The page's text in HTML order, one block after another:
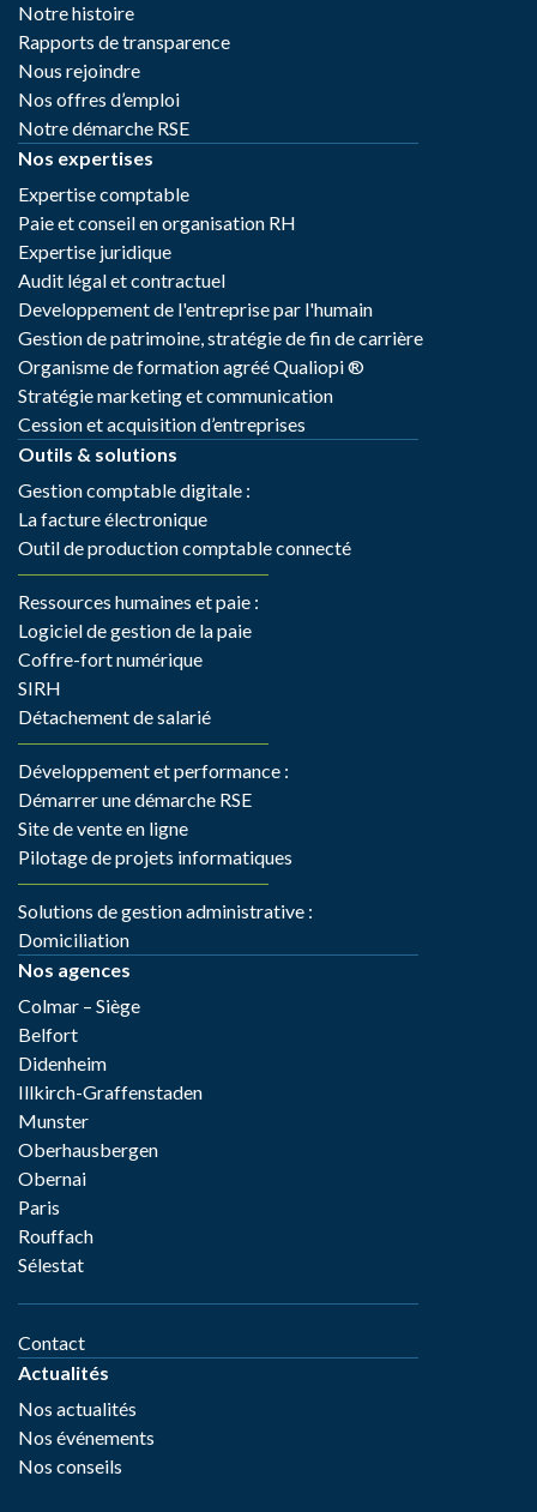
Notre histoire
Rapports de transparence
Nous rejoindre
Nos offres d’emploi
Notre démarche RSE
Nos expertises
Expertise comptable
Paie et conseil en organisation RH
Expertise juridique
Audit légal et contractuel
Developpement de l'entreprise par l'humain
Gestion de patrimoine, stratégie de fin de carrière
Organisme de formation agréé Qualiopi ®
Stratégie marketing et communication
Cession et acquisition d’entreprises
Outils & solutions
Gestion comptable digitale :
La facture électronique
Outil de production comptable connecté
Ressources humaines et paie :
Logiciel de gestion de la paie
Coffre-fort numérique
SIRH
Détachement de salarié
Développement et performance :
Démarrer une démarche RSE
Site de vente en ligne
Pilotage de projets informatiques
Solutions de gestion administrative :
Domiciliation
Nos agences
Colmar – Siège
Belfort
Didenheim
Illkirch-Graffenstaden
Munster
Oberhausbergen
Obernai
Paris
Rouffach
Sélestat
Contact
Actualités
Nos actualités
Nos événements
Nos conseils